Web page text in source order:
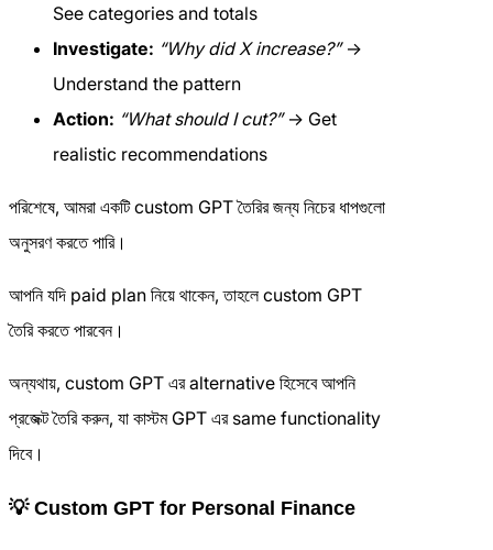
See categories and totals
Investigate: “Why did X increase?”→
Understand the pattern
Action: “What should I cut?”→ Get
realistic recommendations
পরিশেষে, আমরা একটি custom GPT তৈরির জন্য নিচের ধাপগুলো
অনুসরণ করতে পারি।
আপনি যদি paid plan নিয়ে থাকেন, তাহলে custom GPT
তৈরি করতে পারবেন।
অন্যথায়, custom GPT এর alternative হিসেবে আপনি
প্রজেক্ট তৈরি করুন, যা কাস্টম GPT এর same functionality
দিবে।
💡 Custom GPT for Personal Finance